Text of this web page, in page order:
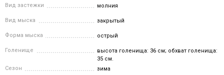
Вид застежки молния
Вид мыска закрытый
Форма мыска острый
Голенище
высота голенища: 36 см; обхват голенища:
35 см.
Сезон
зима